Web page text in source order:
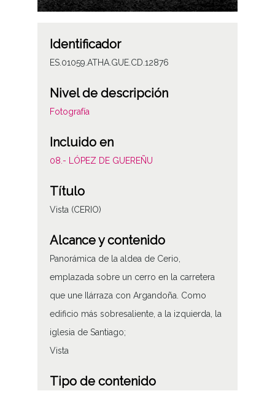
Identificador
ES.01059.ATHA.GUE.CD.12876
Nivel de descripción
Fotografía
Incluido en
08.- LÓPEZ DE GUEREÑU
Título
Vista (CERIO)
Alcance y contenido
Panorámica de la aldea de Cerio,
emplazada sobre un cerro en la carretera
que une Ilárraza con Argandoña. Como
edificio más sobresaliente, a la izquierda, la
iglesia de Santiago;
Vista
Tipo de contenido